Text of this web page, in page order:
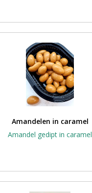
Amandelen in caramel
Amandel gedipt in caramel